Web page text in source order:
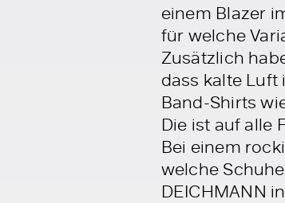
einem Blazer
für welche
Zusätzlich
dass kalte
Band-Shirts
Die ist auf alle
Bei einem
welche
DEICHMANN